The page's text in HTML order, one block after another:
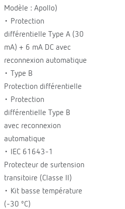
Modèle : Apollo)
• Protection
différentielle Type A (30
mA) + 6 mA DC avec
reconnexion automatique
• Type B
Protection différentielle
• Protection
différentielle Type B
avec reconnexion
automatique
• IEC 61643-1
Protecteur de surtension
transitoire (Classe II)
• Kit basse température
(-30 ºC)